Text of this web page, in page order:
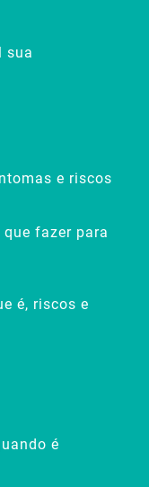
sua
e riscos
fazer para
é, riscos e
é